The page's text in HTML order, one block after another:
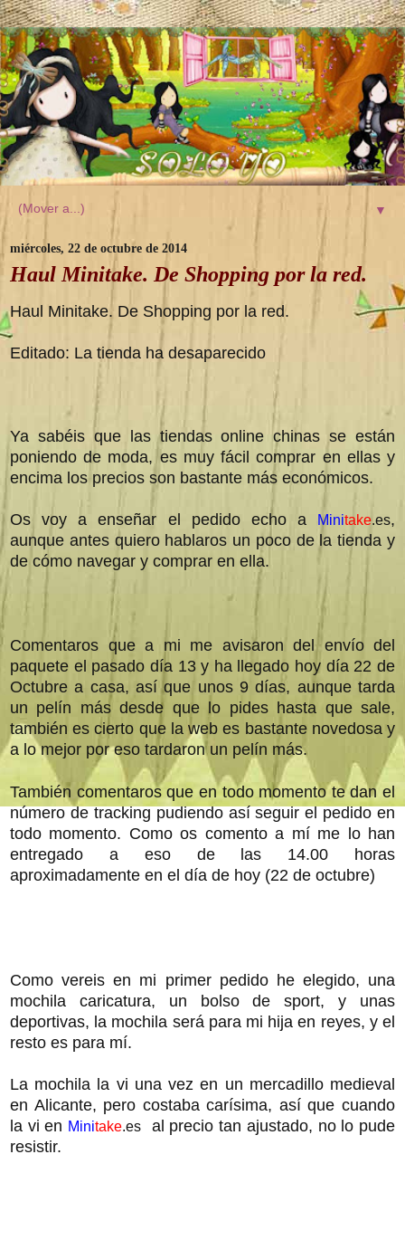
▼
miércoles, 22 de octubre de 2014
Haul Minitake. De Shopping por la red.
Haul Minitake. De Shopping por la red.
Editado: La tienda ha desaparecido
Ya sabéis que las tiendas online chinas se están
poniendo de moda, es muy fácil comprar en ellas y
encima los precios son bastante más económicos.
Os voy a enseñar el pedido echo a Minitake.es,
aunque antes quiero hablaros un poco de la tienda y
de cómo navegar y comprar en ella.
Comentaros que a mi me avisaron del envío del
paquete el pasado día 13 y ha llegado hoy día 22 de
Octubre a casa, así que unos 9 días, aunque tarda
un pelín más desde que lo pides hasta que sale,
también es cierto que la web es bastante novedosa y
a lo mejor por eso tardaron un pelín más.
También comentaros que en todo momento te dan el
número de tracking pudiendo así seguir el pedido en
todo momento. Como os comento a mí me lo han
entregado a eso de las 14.00 horas
aproximadamente en el día de hoy (22 de octubre)
Como vereis en mi primer pedido he elegido, una
mochila caricatura, un bolso de sport, y unas
deportivas, la mochila será para mi hija en reyes, y el
resto es para mí.
La mochila la vi una vez en un mercadillo medieval
en Alicante, pero costaba carísima, así que cuando
la vi en Minitake.es al precio tan ajustado, no lo pude
resistir.